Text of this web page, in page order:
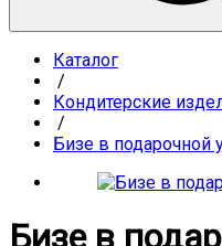
Каталог
/
Кондитерские
/
Бизе в подарочной